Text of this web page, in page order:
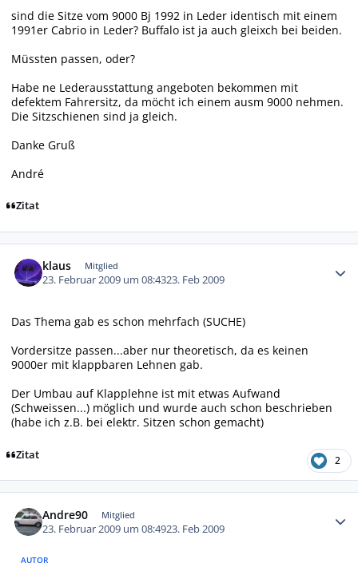
sind die Sitze vom 9000 Bj 1992 in Leder identisch mit einem
1991er Cabrio in Leder? Buffalo ist ja auch gleixch bei beiden.
Müssten passen, oder?
Habe ne Lederausstattung angeboten bekommen mit
defektem Fahrersitz, da möcht ich einem ausm 9000 nehmen.
Die Sitzschienen sind ja gleich.
Danke Gruß
André
Zitat
klaus Mitglied
23. Februar 2009 um 08:4323. Feb 2009
Das Thema gab es schon mehrfach (SUCHE)
Vordersitze passen...aber nur theoretisch, da es keinen
9000er mit klappbaren Lehnen gab.
Der Umbau auf Klapplehne ist mit etwas Aufwand
(Schweissen...) möglich und wurde auch schon beschrieben
(habe ich z.B. bei elektr. Sitzen schon gemacht)
Zitat 2
Andre90 Mitglied
23. Februar 2009 um 08:4923. Feb 2009
AUTOR